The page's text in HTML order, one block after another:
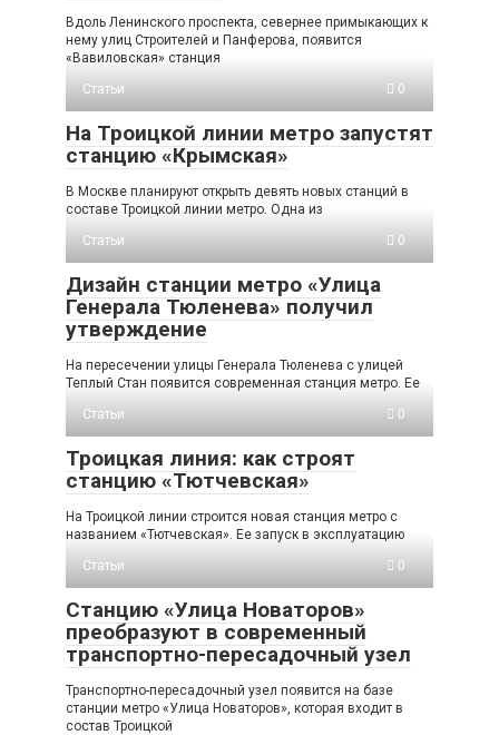
Вдоль Ленинского проспекта, севернее примыкающих к
нему улиц Строителей и Панферова, появится
«Вавиловская» станция
Статьи
0
На Троицкой линии метро запустят
станцию «Крымская»
В Москве планируют открыть девять новых станций в
составе Троицкой линии метро. Одна из
Статьи
0
Дизайн станции метро «Улица
Генерала Тюленева» получил
утверждение
На пересечении улицы Генерала Тюленева с улицей
Теплый Стан появится современная станция метро. Ее
Статьи
0
Троицкая линия: как строят
станцию «Тютчевская»
На Троицкой линии строится новая станция метро с
названием «Тютчевская». Ее запуск в эксплуатацию
Статьи
0
Станцию «Улица Новаторов»
преобразуют в современный
транспортно-пересадочный узел
Транспортно-пересадочный узел появится на базе
станции метро «Улица Новаторов», которая входит в
состав Троицкой